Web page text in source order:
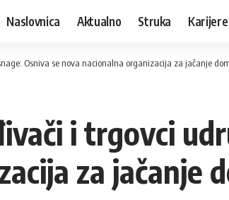
Naslovnica Aktualno Struka Karijere
Osniva se nova nacionalna organizacija za jačanje
i trgovci
za jačanje